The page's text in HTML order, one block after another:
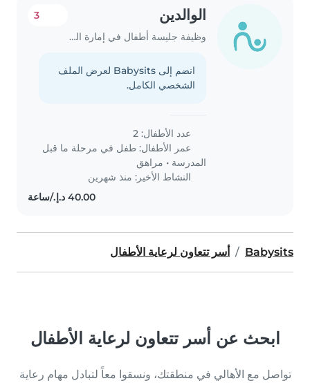
الوالدين
وظيفة جليسة أطفال في إمارة الشارقة
3
انضم إلى Babysits لعرض الملف
الشخصي الكامل.
عدد الأطفال: 2
عمر الأطفال: طفل في مرحلة ما قبل
المدرسة • مراهق
النشاط الأخير: منذ شهرين
Babysits أسر تتعاون لرعاية الأطفال
ابحث عن أسر تتعاون لرعاية الأطفال
تواصل مع الأهالي في منطقتك، ونسقوا معاً لتبادل مهام رعاية